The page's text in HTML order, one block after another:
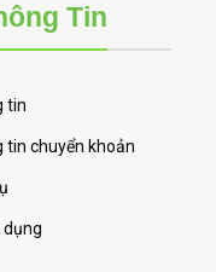
Tin
tin
tin chuyển khoản
dụng